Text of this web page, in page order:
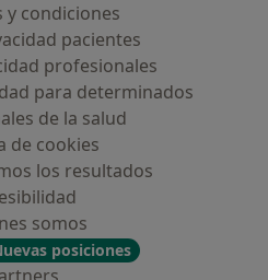
y condiciones
pacientes
profesionales
para determinados
de la salud
de cookies
los resultados
somos
posiciones